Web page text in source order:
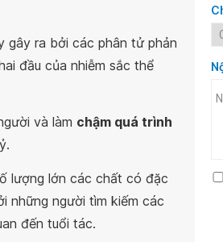
gây ra bởi các phân tử phản
đầu của nhiễm sắc thể
và làm chậm quá trình
lượng lớn các chất có đặc
những người tìm kiếm các
đến tuổi tác.